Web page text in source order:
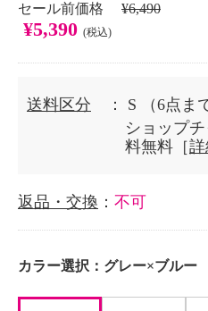
セール前価格 ¥6,490
¥5,390 (税込)
送料区分 ： S
（6点ま
ショップ
料無料［詳
返品・交換 ： 不可
カラー選択： グレー×ブルー